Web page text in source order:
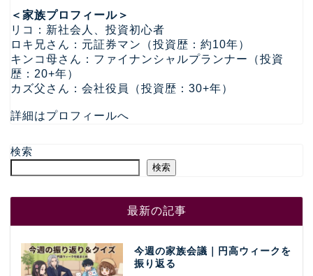
＜家族プロフィール＞
リコ：新社会人、投資初心者
ロキ兄さん：元証券マン（投資歴：約10年）
キンコ母さん：ファイナンシャルプランナー（投資
歴：20+年）
カズ父さん：会社役員（投資歴：30+年）
詳細はプロフィールへ
検索
検索
最新の記事
今週の家族会議｜円高ウィークを
振り返る